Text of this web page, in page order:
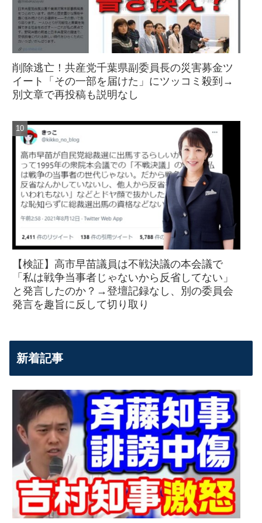
削除逃亡！共産党千葉県副委員長の災害募金ツ
イート「その一部を届けた」にツッコミ殺到→
別文章で再投稿も説明なし
【検証】高市早苗議員は不戦決議の本会議で
「私は戦争当事者じゃないから反省してない」
と発言したのか？→登壇記録なし、別の委員会
発言を趣旨に反して切り取り
新着記事